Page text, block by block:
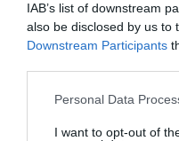
IAB’s list of downstream
also be disclosed by us to
Downstream Participants
Personal Data
I want to opt-out of